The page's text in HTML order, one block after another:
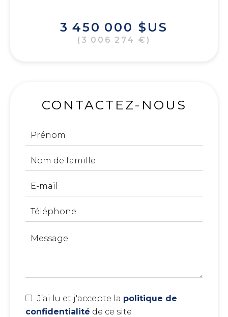
3 450 000 $US
(3 006 274 €)
CONTACTEZ-NOUS
J’ai lu et j'accepte la politique de
confidentialité de ce site